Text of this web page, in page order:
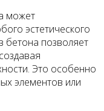
может
эстетического
бетона позволяет
Это особенно
элементов или